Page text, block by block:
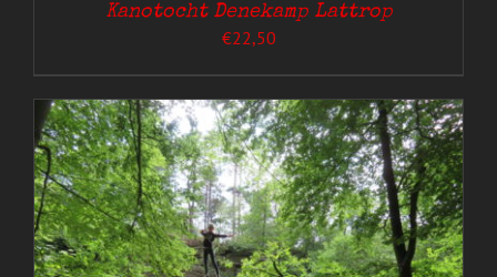
Kanotocht Denekamp Lattrop
€22,50